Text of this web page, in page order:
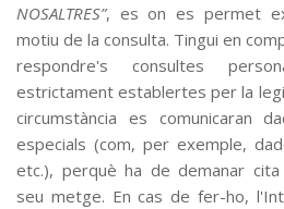
NOSALTRES”, es on es permet
motiu de la consulta. Tingui en
respondre's consultes
estrictament establertes per la
circumstància es comunicaran
especials (com, per exemple,
etc.), perquè ha de demanar
seu metge. En cas de fer-ho,